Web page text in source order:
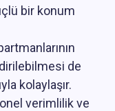
bir konum
de
kolaylaşır.
verimlilik ve